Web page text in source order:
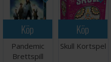
Köp
Pandemic
Brettspill
Köp
Skull Kortspel